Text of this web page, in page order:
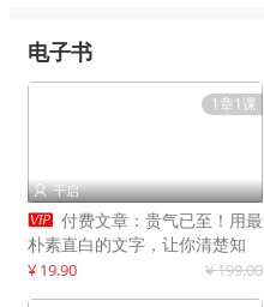
电子书
1章1课
 千启
 付费文章：贵气已至！用最
朴素直白的文字，让你清楚知
道，该如何接住这一次时代的泼
¥ 19.90 ¥ 199.00